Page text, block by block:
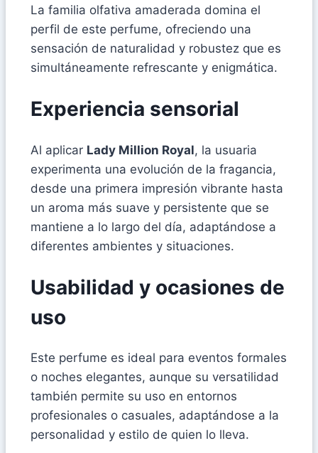
La familia olfativa amaderada domina el
perfil de este perfume, ofreciendo una
sensación de naturalidad y robustez que es
simultáneamente refrescante y enigmática.
Experiencia sensorial
Al aplicar Lady Million Royal, la usuaria
experimenta una evolución de la fragancia,
desde una primera impresión vibrante hasta
un aroma más suave y persistente que se
mantiene a lo largo del día, adaptándose a
diferentes ambientes y situaciones.
Usabilidad y ocasiones de
uso
Este perfume es ideal para eventos formales
o noches elegantes, aunque su versatilidad
también permite su uso en entornos
profesionales o casuales, adaptándose a la
personalidad y estilo de quien lo lleva.